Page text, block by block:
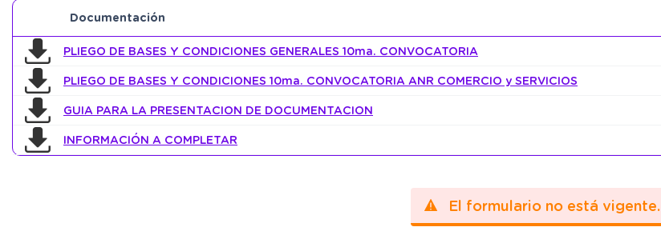
Documentación
PLIEGO DE BASES Y CONDICIONES GENERALES 10ma. CONVOCATORIA
PLIEGO DE BASES Y CONDICIONES 10ma. CONVOCATORIA ANR COMERCIO y SERVICIOS
GUIA PARA LA PRESENTACION DE DOCUMENTACION
INFORMACIÓN A COMPLETAR
El formulario no está vigente.